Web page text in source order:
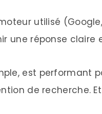
utilisé
une réponse claire
est performant
de recherche.